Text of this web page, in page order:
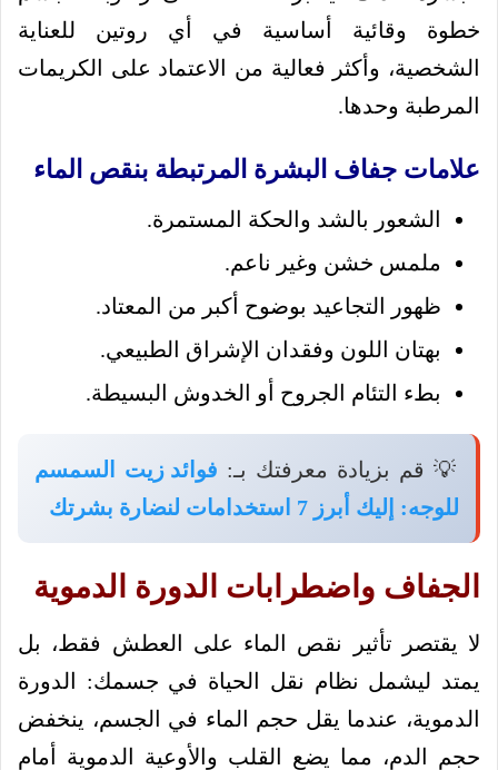
خطوة وقائية أساسية في أي روتين للعناية
الشخصية، وأكثر فعالية من الاعتماد على الكريمات
المرطبة وحدها.
علامات جفاف البشرة المرتبطة بنقص الماء
الشعور بالشد والحكة المستمرة.
ملمس خشن وغير ناعم.
ظهور التجاعيد بوضوح أكبر من المعتاد.
بهتان اللون وفقدان الإشراق الطبيعي.
بطء التئام الجروح أو الخدوش البسيطة.
💡 قم بزيادة معرفتك بـ: فوائد زيت السمسم
للوجه: إليك أبرز 7 استخدامات لنضارة بشرتك
الجفاف واضطرابات الدورة الدموية
لا يقتصر تأثير نقص الماء على العطش فقط، بل
يمتد ليشمل نظام نقل الحياة في جسمك: الدورة
الدموية، عندما يقل حجم الماء في الجسم، ينخفض
حجم الدم، مما يضع القلب والأوعية الدموية أمام